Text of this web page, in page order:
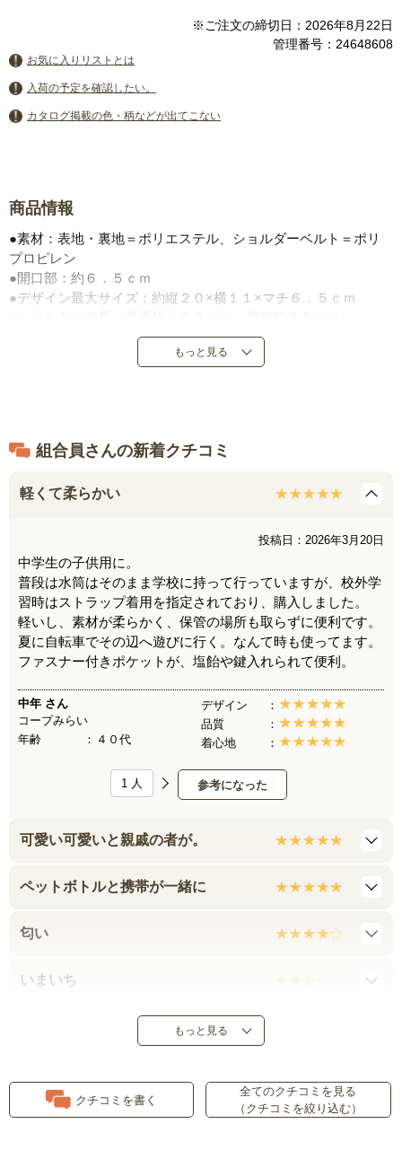
※ご注文の締切日：2026年8月22日
管理番号：24648608
お気に入りリストとは
入荷の予定を確認したい。
カタログ掲載の色・柄などが出てこない
商品情報
●素材：表地・裏地＝ポリエステル、ショルダーベルト＝ポリ
プロピレン
●開口部：約６．５ｃｍ
●デザイン最大サイズ：約縦２０×横１１×マチ６．５ｃｍ
●ファスナー付きポケットサイズ：約幅７．５×高１７ｃｍ
●ショルダー無段階調整可能
※生産の都合上ロゴの色や位置は予告なく変更になる場合があ
色・柄が異なります。防水ではありません。若干の色落ちが生
もっと見る
組合員さんの新着クチコミ
軽くて柔らかい
投稿日：2026年3月20日
中学生の子供用に。
普段は水筒はそのまま学校に持って行っていますが、校外学
習時はストラップ着用を指定されており、購入しました。
軽いし、素材が柔らかく、保管の場所も取らずに便利です。
夏に自転車でその辺へ遊びに行く。なんて時も使ってます。
ファスナー付きポケットが、塩飴や鍵入れられて便利。
中年 さん
コープみらい
年齢
４０代
デザイン
品質
着心地
参考になった
1 人
可愛い可愛いと親戚の者が。
ペットボトルと携帯が一緒に
匂い
いまいち
またまだ使っていませんがデザイ
ンが気に入っています
もっと見る
クチコミを書く
全てのクチコミを見る
（クチコミを絞り込む）